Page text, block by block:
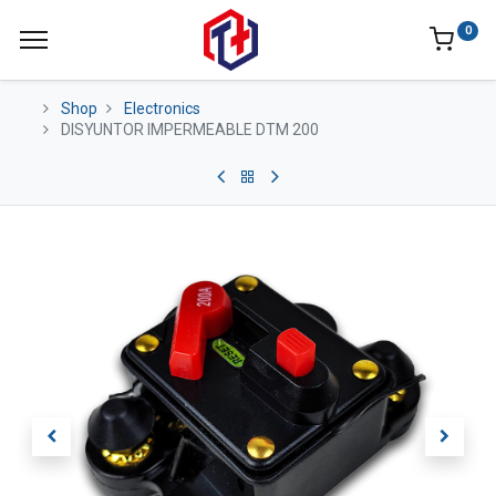
0
Shop
Electronics
DISYUNTOR IMPERMEABLE DTM 200